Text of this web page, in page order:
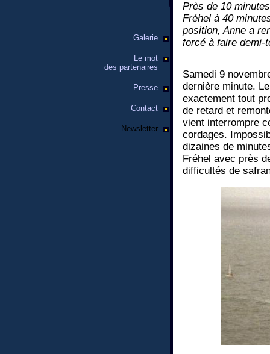
Galerie
Le mot
des partenaires
Presse
Contact
Newsletter
Près de 10
Fréhel à 40
position, Anne a
forcé à faire demi-
Samedi 9
dernière minute.
exactement tout
de retard et
vient interrompre
cordages.
dizaines de
Fréhel avec près
difficultés de